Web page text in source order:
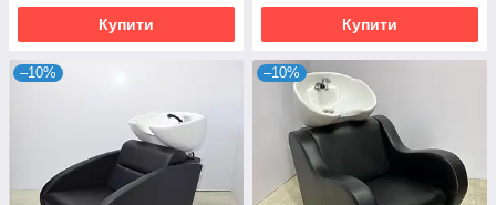
Купити Купити
–10% –10%